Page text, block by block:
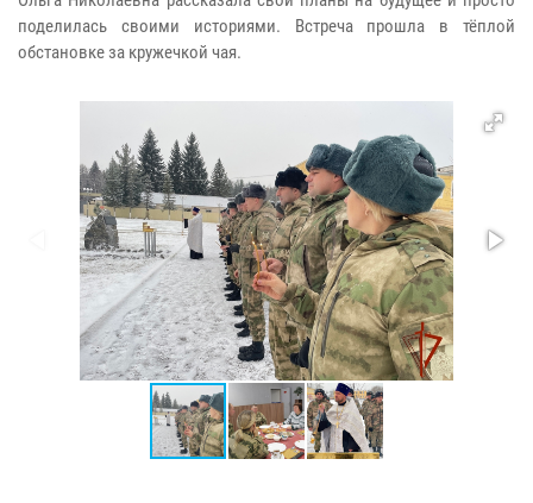
поделилась своими историями. Встреча прошла в тёплой
обстановке за кружечкой чая.